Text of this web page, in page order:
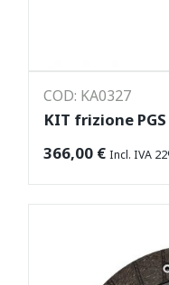
COD: KA0327
KIT frizione PGS
366,00 € Incl. IVA